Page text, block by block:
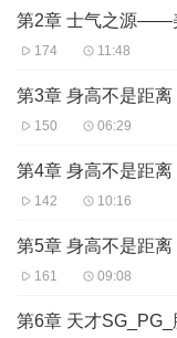
第2章 士气之源——
174 11:48
第3章 身高不是距离
150 06:29
第4章 身高不是距离
142 10:16
第5章 身高不是距离
161 09:08
第6章 天才SG_PG_